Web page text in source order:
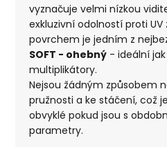
vyznačuje velmi nízkou
exkluzivní odolností proti
povrchem je jedním z
SOFT - ohebný - ideální
multiplikátory.
Nejsou žádným způsobem
pružnosti a ke stáčení, což
obvyklé pokud jsou s
parametry.